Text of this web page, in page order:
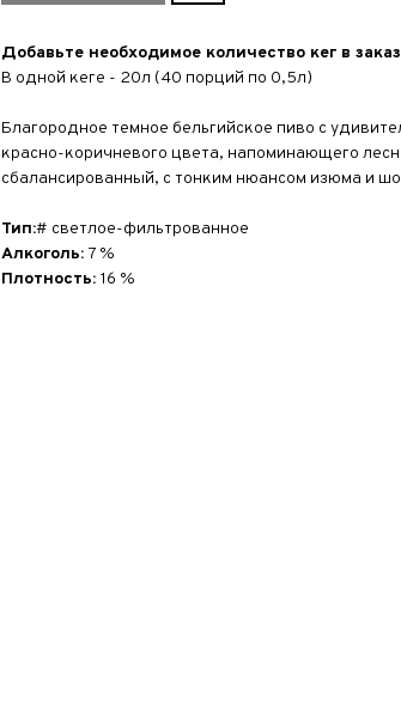
Добавьте необходимое количество кег в
В одной кеге - 20л (40 порций по 0,5л)
Благородное темное бельгийское пиво с
красно-коричневого цвета, напоминающего
сбалансированный, с тонким нюансом изюма и
Тип:# светлое-фильтрованное
Алкоголь: 7 %
Плотность: 16 %